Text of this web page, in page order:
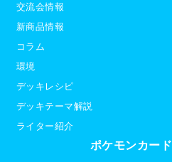
交流会情報
新商品情報
コラム
環境
デッキレシピ
デッキテーマ解説
ライター紹介
ポケモンカード